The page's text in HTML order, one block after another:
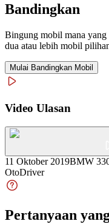
Bandingkan
Bingung mobil mana
dua atau lebih mobil
Mulai Bandingkan Mobil
Video Ulasan
11 Oktober 2019BMW
OtoDriver
Pertanyaan